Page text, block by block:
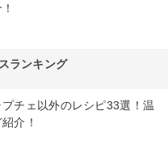
ランキング
チェ以外のレシピ33選！温
介！